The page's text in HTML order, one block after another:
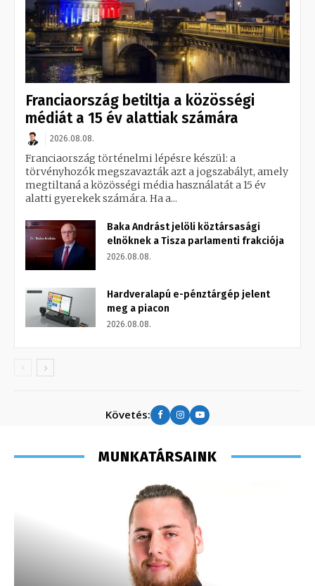
Franciaország betiltja a közösségi
médiát a 15 év alattiak számára
2026.08.08.
Franciaország történelmi lépésre készül: a
törvényhozók megszavazták azt a jogszabályt, amely
megtiltaná a közösségi média használatát a 15 év
alatti gyerekek számára. Ha a...
Baka Andrást jelöli köztársasági
elnöknek a Tisza parlamenti frakciója
2026.08.08.
Hardveralapú e-pénztárgép jelent
meg a piacon
2026.08.08.
Követés:
MUNKATÁRSAINK